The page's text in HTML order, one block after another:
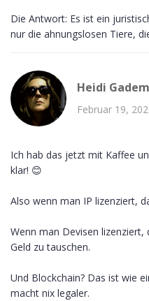
Die Antwort: Es ist ein
nur die ahnungslosen Tiere,
Heidi
Februar 19,
Ich hab das jetzt mit Kaffee
klar! 😊
Also wenn man IP lizenziert,
Wenn man Devisen lizenziert,
Geld zu tauschen.
Und Blockchain? Das ist wie
macht nix legaler.